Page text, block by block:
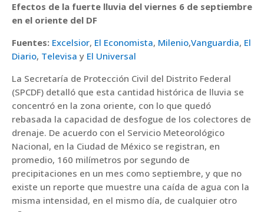
Efectos de la fuerte lluvia del viernes 6 de septiembre
en el oriente del DF
Fuentes: Excelsior, El Economista, Milenio,Vanguardia, El
Diario, Televisa y El Universal
La Secretaría de Protección Civil del Distrito Federal
(SPCDF) detalló que esta cantidad histórica de lluvia se
concentró en la zona oriente, con lo que quedó
rebasada la capacidad de desfogue de los colectores de
drenaje. De acuerdo con el Servicio Meteorológico
Nacional, en la Ciudad de México se registran, en
promedio, 160 milímetros por segundo de
precipitaciones en un mes como septiembre, y que no
existe un reporte que muestre una caída de agua con la
misma intensidad, en el mismo día, de cualquier otro